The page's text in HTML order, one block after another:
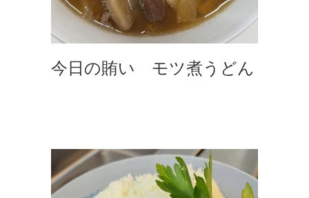
今日の賄い モツ煮うどん